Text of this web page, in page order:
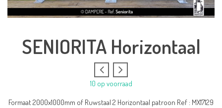
SENIORITA Horizontaal
10 op voorraad
Formaat 2000x1000mm of Ruwstaal 2 Horizontaal patroon Ref : MX17129